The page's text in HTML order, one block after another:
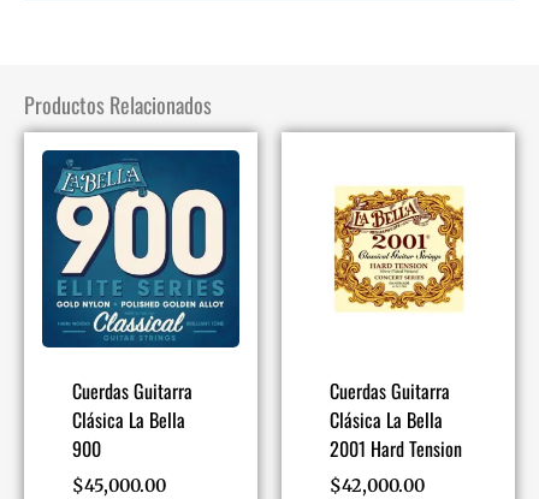
Productos Relacionados
Cuerdas Guitarra
Clásica La Bella
900
$45,000.00
Cuerdas Guitarra
Clásica La Bella
2001 Hard Tension
$42,000.00